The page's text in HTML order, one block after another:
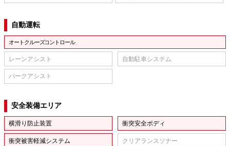
自動運転
オートクルーズコントロール
レーンアシスト 自動駐車システム
パークアシスト
安全装備エリア
横滑り防止装置 衝突安全ボディ
衝突被害軽減システム クリアランスソナー